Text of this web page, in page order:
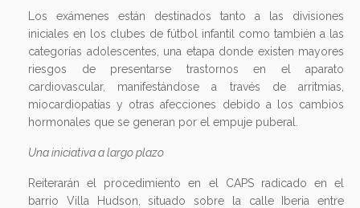
Los exámenes están destinados tanto a las divisiones
iniciales en los clubes de fútbol infantil como también a las
categorías adolescentes, una etapa donde existen mayores
riesgos de presentarse trastornos en el aparato
cardiovascular, manifestándose a través de arritmias,
miocardiopatías y otras afecciones debido a los cambios
hormonales que se generan por el empuje puberal.
Una iniciativa a largo plazo
Reiterarán el procedimiento en el CAPS radicado en el
barrio Villa Hudson, situado sobre la calle Iberia entre